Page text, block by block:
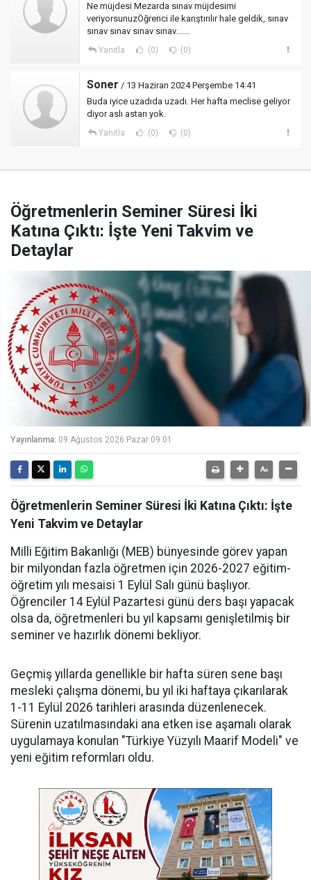
Ne müjdesi Mezarda sınav müjdesimi
veriyorsunuzÖğrenci ile karıştırılır hale geldik, sınav
sınav sınav sınav sınav.......
Yanıtla (0) (0)
Soner / 13 Haziran 2024 Perşembe 14:41
Buda iyice uzadıda uzadı. Her hafta meclise geliyor
diyor aslı astarı yok.
Yanıtla (0) (0)
Öğretmenlerin Seminer Süresi İki
Katına Çıktı: İşte Yeni Takvim ve
Detaylar
Yayınlanma: 09 Ağustos 2026 Pazar 09:01
Öğretmenlerin Seminer Süresi İki Katına Çıktı: İşte
Yeni Takvim ve Detaylar
Milli Eğitim Bakanlığı (MEB) bünyesinde görev yapan
bir milyondan fazla öğretmen için 2026-2027 eğitim-
öğretim yılı mesaisi 1 Eylül Salı günü başlıyor.
Öğrenciler 14 Eylül Pazartesi günü ders başı yapacak
olsa da, öğretmenleri bu yıl kapsamı genişletilmiş bir
seminer ve hazırlık dönemi bekliyor.
Geçmiş yıllarda genellikle bir hafta süren sene başı
mesleki çalışma dönemi, bu yıl iki haftaya çıkarılarak
1-11 Eylül 2026 tarihleri arasında düzenlenecek.
Sürenin uzatılmasındaki ana etken ise aşamalı olarak
uygulamaya konulan "Türkiye Yüzyılı Maarif Modeli" ve
yeni eğitim reformları oldu.